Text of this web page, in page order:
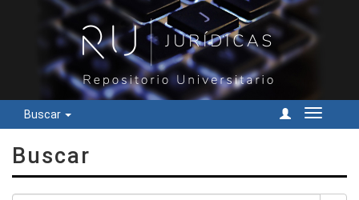
Buscar
Cambiar
Buscar